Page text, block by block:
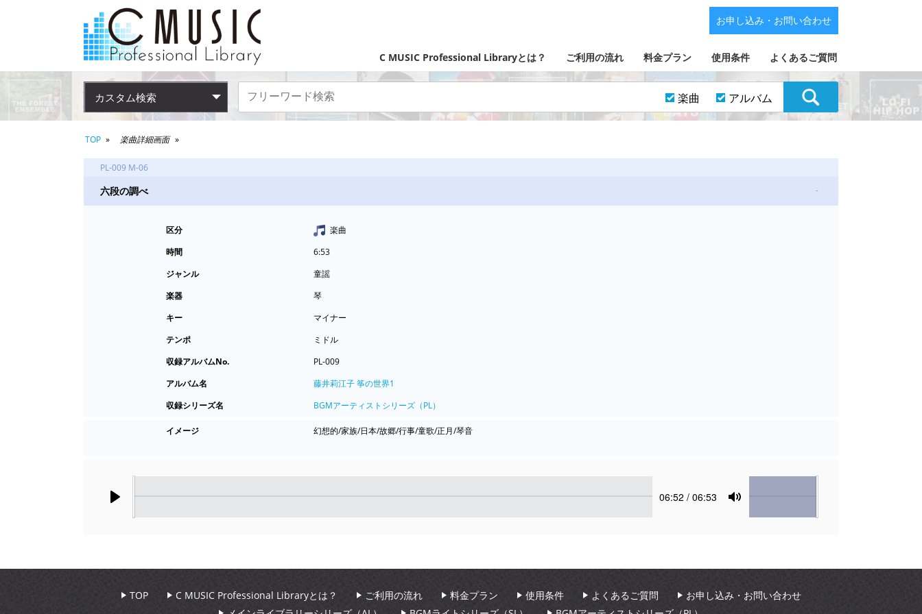
C MUSIC Professional Libraryとは？ ご利用の流れ 料金プラン 使用条件 よくあるご質問
お申し込み・お問い合わせ
カスタム検索 楽曲 アルバム
TOP 楽曲詳細画面
PL-009 M-06
六段の調べ -
区分
楽曲
時間
6:53
ジャンル
童謡
楽器
琴
キー
マイナー
テンポ
ミドル
収録アルバムNo.
PL-009
アルバム名
藤井莉江子 筝の世界1
収録シリーズ名
BGMアーティストシリーズ（PL）
イメージ 幻想的/家族/日本/故郷/行事/童歌/正月/琴音
Current
06:52 / 06:53
Mute
Volume
TOP C MUSIC Professional Libraryとは？ ご利用の流れ 料金プラン 使用条件 よくあるご質問
お申し込み・お問い合わせ